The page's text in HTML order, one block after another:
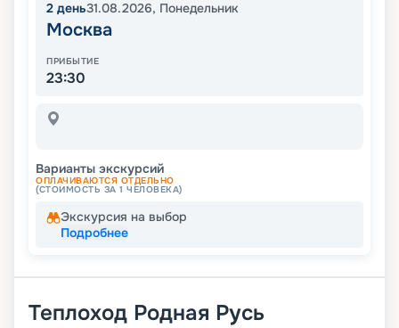
2 день31.08.2026, Понедельник
Москва
ПРИБЫТИЕ
23:30
Варианты экскурсий
ОПЛАЧИВАЮТСЯ ОТДЕЛЬНО
(СТОИМОСТЬ ЗА 1 ЧЕЛОВЕКА)
Экскурсия на выбор
Подробнее
Теплоход Родная Русь